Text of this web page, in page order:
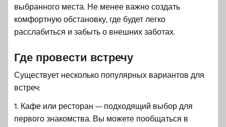
выбранного места. Не менее важно создать
комфортную обстановку, где будет легко
расслабиться и забыть о внешних заботах.
Где провести встречу
Существует несколько популярных вариантов для
встреч:
1. Кафе или ресторан — подходящий выбор для
первого знакомства. Вы можете пообщаться в